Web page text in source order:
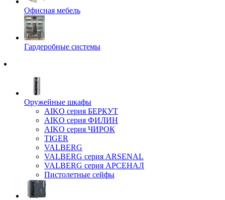
Офисная мебель
Гардеробные системы
Оружейные шкафы
AIKO серия БЕРКУТ
AIKO серия ФИЛИН
AIKO серия ЧИРОК
TIGER
VALBERG
VALBERG серия ARSENAL
VALBERG серия АРСЕНАЛ
Пистолетные сейфы